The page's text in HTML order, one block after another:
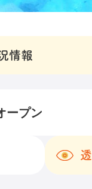
情報
ープン